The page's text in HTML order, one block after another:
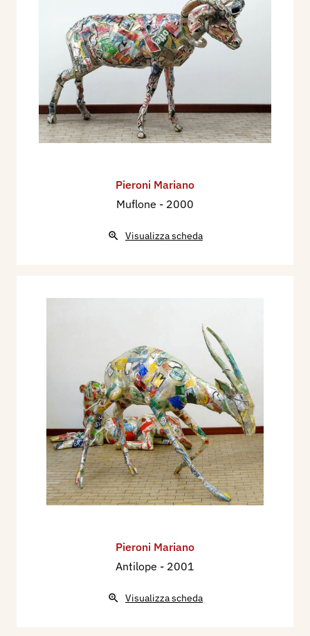
Pieroni Mariano
Muflone - 2000
Visualizza scheda
Pieroni Mariano
Antilope - 2001
Visualizza scheda